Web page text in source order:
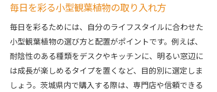
毎日を彩る小型観葉植物の取り入れ方
毎日を彩るためには、自分のライフスタイルに合わせた
小型観葉植物の選び方と配置がポイントです。例えば、
耐陰性のある種類をデスクやキッチンに、明るい窓辺に
は成長が楽しめるタイプを置くなど、目的別に選定しま
しょう。茨城県内で購入する際は、専門店や信頼できる